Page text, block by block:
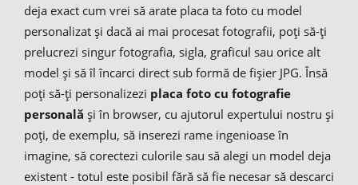
deja exact cum vrei să arate placa ta foto cu model
personalizat și dacă ai mai procesat fotografii, poți să-ți
prelucrezi singur fotografia, sigla, graficul sau orice alt
model și să îl încarci direct sub formă de fișier JPG. Însă
poți să-ți personalizezi placa foto cu fotografie
personală și în browser, cu ajutorul expertului nostru și
poți, de exemplu, să inserezi rame ingenioase în
imagine, să corectezi culorile sau să alegi un model deja
existent - totul este posibil fără să fie necesar să descarci